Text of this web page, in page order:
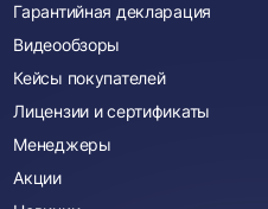
Гарантийная декларация
Видеообзоры
Кейсы покупателей
Лицензии и сертификаты
Менеджеры
Акции